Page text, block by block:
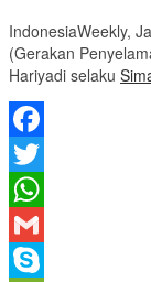
IndonesiaWeekly,
(Gerakan
Hariyadi selaku
Facebook
Twitter
WhatsApp
Gmail